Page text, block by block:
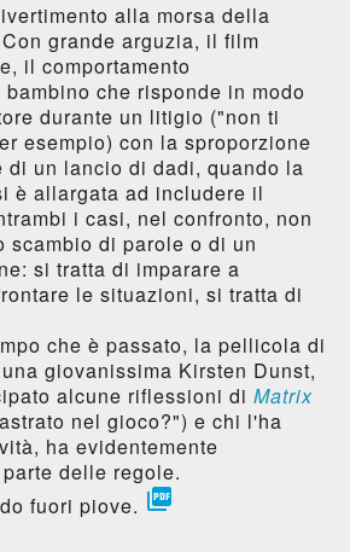
alla morsa della
grande arguzia, il film
il comportamento
che risponde in modo
durante un litigio ("non ti
esempio) con la sproporzione
di un lancio di dadi, quando la
è allargata ad includere il
i casi, nel confronto, non
scambio di parole o di un
si tratta di imparare a
le situazioni, si tratta di
che è passato, la pellicola di
giovanissima Kirsten Dunst,
alcune riflessioni di Matrix
nel gioco?") e chi l'ha
ha evidentemente
delle regole.
fuori piove. 